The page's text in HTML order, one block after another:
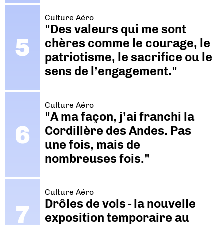
Culture Aéro
"Des valeurs qui me sont
chères comme le courage, le
patriotisme, le sacrifice ou le
sens de l’engagement."
Culture Aéro
"A ma façon, j’ai franchi la
Cordillère des Andes. Pas
une fois, mais de
nombreuses fois."
Culture Aéro
Drôles de vols - la nouvelle
exposition temporaire au